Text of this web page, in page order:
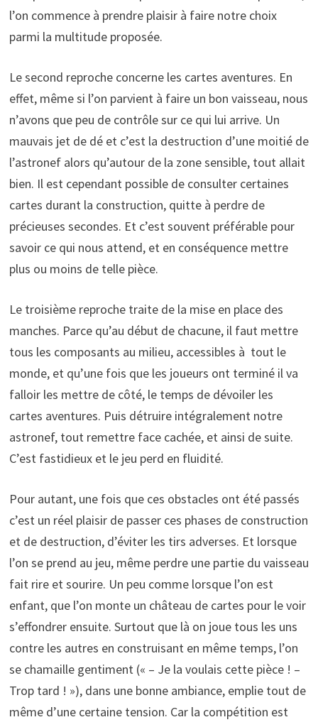
l’on commence à prendre plaisir à faire notre choix
parmi la multitude proposée.
Le second reproche concerne les cartes aventures. En
effet, même si l’on parvient à faire un bon vaisseau, nous
n’avons que peu de contrôle sur ce qui lui arrive. Un
mauvais jet de dé et c’est la destruction d’une moitié de
l’astronef alors qu’autour de la zone sensible, tout allait
bien. Il est cependant possible de consulter certaines
cartes durant la construction, quitte à perdre de
précieuses secondes. Et c’est souvent préférable pour
savoir ce qui nous attend, et en conséquence mettre
plus ou moins de telle pièce.
Le troisième reproche traite de la mise en place des
manches. Parce qu’au début de chacune, il faut mettre
tous les composants au milieu, accessibles à tout le
monde, et qu’une fois que les joueurs ont terminé il va
falloir les mettre de côté, le temps de dévoiler les
cartes aventures. Puis détruire intégralement notre
astronef, tout remettre face cachée, et ainsi de suite.
C’est fastidieux et le jeu perd en fluidité.
Pour autant, une fois que ces obstacles ont été passés
c’est un réel plaisir de passer ces phases de construction
et de destruction, d’éviter les tirs adverses. Et lorsque
l’on se prend au jeu, même perdre une partie du vaisseau
fait rire et sourire. Un peu comme lorsque l’on est
enfant, que l’on monte un château de cartes pour le voir
s’effondrer ensuite. Surtout que là on joue tous les uns
contre les autres en construisant en même temps, l’on
se chamaille gentiment (« – Je la voulais cette pièce ! –
Trop tard ! »), dans une bonne ambiance, emplie tout de
même d’une certaine tension. Car la compétition est